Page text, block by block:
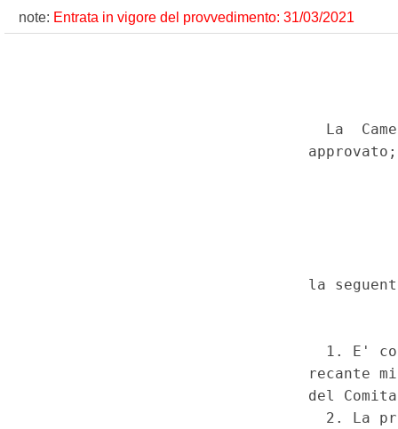
note: Entrata in vigore del provvedimento: 31/03/2021